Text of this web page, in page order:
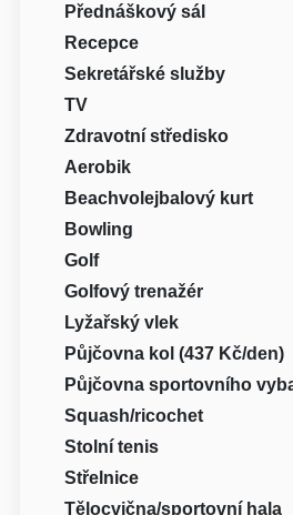
Přednáškový sál
Recepce
Sekretářské služby
TV
Zdravotní středisko
Aerobik
Beachvolejbalový kurt
Bowling
Golf
Golfový trenažér
Lyžařský vlek
Půjčovna kol (437 Kč/den)
Půjčovna sportovního
Squash/ricochet
Stolní tenis
Střelnice
Tělocvična/sportovní hala